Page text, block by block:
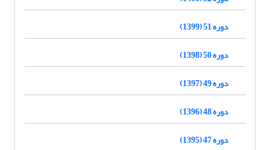
دوره 51 (1399)
دوره 50 (1398)
دوره 49 (1397)
دوره 48 (1396)
دوره 47 (1395)